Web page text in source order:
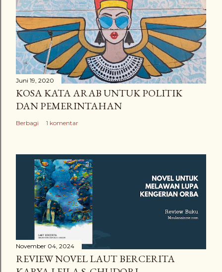
Juni 19, 2020
KOSA KATA ARAB UNTUK POLITIK
DAN PEMERINTAHAN
Berbagi 1 komentar
November 04, 2024
REVIEW NOVEL LAUT BERCERITA